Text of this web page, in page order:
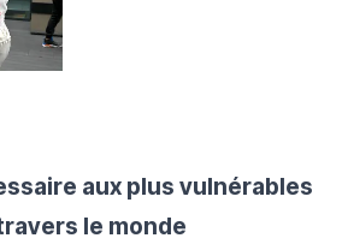
aux plus vulnérables
le monde